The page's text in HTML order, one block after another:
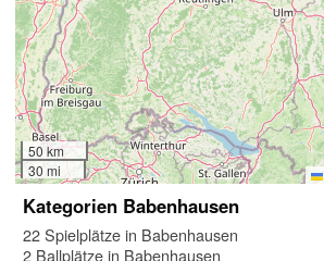
50 km
30 mi
Kategorien Babenhausen
22 Spielplätze in Babenhausen
2 Ballplätze in Babenhausen